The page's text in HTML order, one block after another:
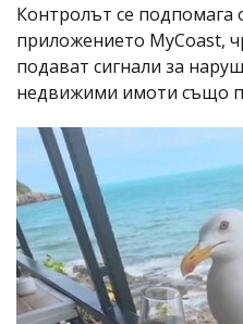
Контролът се подпомага
приложението MyCoast,
подават сигнали за
недвижими имоти също